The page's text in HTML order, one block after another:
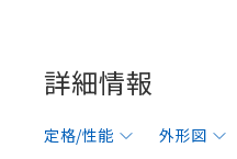
詳細情報
定格/性能 外形図